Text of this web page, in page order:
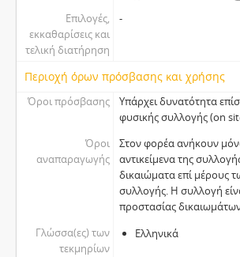
Επιλογές,
εκκαθαρίσεις και
τελική διατήρηση
-
Περιοχή όρων πρόσβασης και χρήσης
Όροι πρόσβασης
Υπάρχει δυνατότητα
φυσικής συλλογής (on
Όροι
αναπαραγωγής
Στον φορέα ανήκουν
αντικείμενα της
δικαιώματα επί μέρους
συλλογής. Η συλλογή
προστασίας
Γλώσσα(ες) των
τεκμηρίων
Ελληνικά